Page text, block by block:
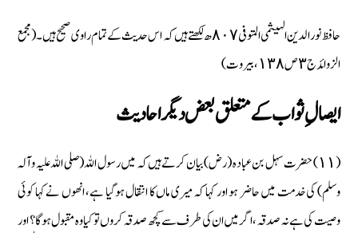
حافظ نور الدین الہیثمی المتوفی ٨٠٧ ھ لکھتے ہیں کہ اس حدیث کے تمام راوی صحیح ہیں۔ ( مجمع
الزوائد ج ٣ ص ١٣٨، بیروت)
ایصال ِ ثواب کے متعلق بعض دیگر احادیث
(١١) حضرت سہل بن عبادہ (رض) بیان کرتے ہیں کہ میں رسول اللہ (صلی اللہ علیہ وآلہ
وسلم) کی خدمت میں حاضر ہو اور کہا کہ میری ماں کا انتقال ہوگیا ہے، انھوں نے کہا کوئی
وصیت کی ہے نہ صدقہ، اگر میں ان کی طرف سے کچھ صدقہ کروں تو کیا وہ مقبول ہوگا ؟ اور